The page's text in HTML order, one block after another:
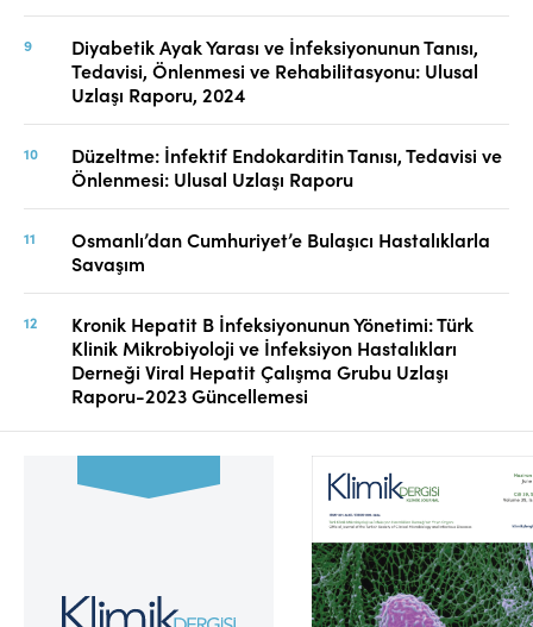
Diyabetik Ayak Yarası ve İnfeksiyonunun Tanısı,
Tedavisi, Önlenmesi ve Rehabilitasyonu: Ulusal
Uzlaşı Raporu, 2024
Düzeltme: İnfektif Endokarditin Tanısı, Tedavisi ve
Önlenmesi: Ulusal Uzlaşı Raporu
Osmanlı’dan Cumhuriyet’e Bulaşıcı Hastalıklarla
Savaşım
Kronik Hepatit B İnfeksiyonunun Yönetimi: Türk
Klinik Mikrobiyoloji ve İnfeksiyon Hastalıkları
Derneği Viral Hepatit Çalışma Grubu Uzlaşı
Raporu-2023 Güncellemesi